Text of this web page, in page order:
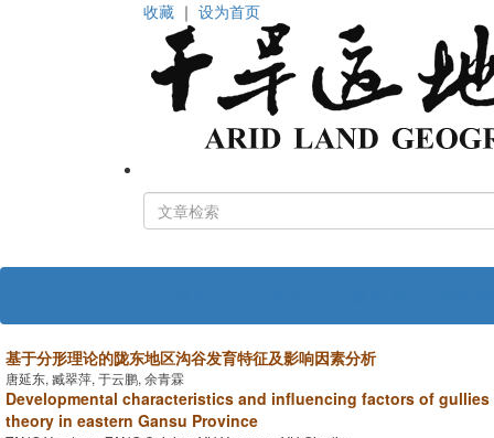
收藏 ｜ 设为首页
基于分形理论的陇东地区沟谷发育特征及影响因素分析
唐延东, 臧翠萍, 于云鹏, 余青霖
Developmental characteristics and influencing factors of
theory in eastern Gansu Province